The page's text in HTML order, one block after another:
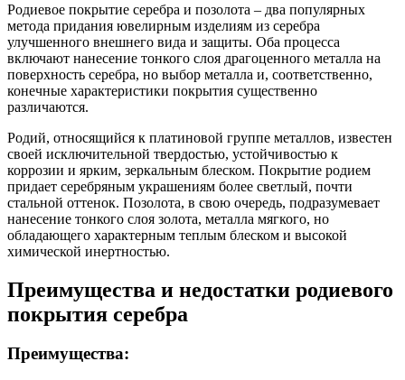
Родиевое покрытие серебра и позолота – два популярных
метода придания ювелирным изделиям из серебра
улучшенного внешнего вида и защиты. Оба процесса
включают нанесение тонкого слоя драгоценного металла на
поверхность серебра, но выбор металла и, соответственно,
конечные характеристики покрытия существенно
различаются.
Родий, относящийся к платиновой группе металлов, известен
своей исключительной твердостью, устойчивостью к
коррозии и ярким, зеркальным блеском. Покрытие родием
придает серебряным украшениям более светлый, почти
стальной оттенок. Позолота, в свою очередь, подразумевает
нанесение тонкого слоя золота, металла мягкого, но
обладающего характерным теплым блеском и высокой
химической инертностью.
Преимущества и недостатки родиевого
покрытия серебра
Преимущества: